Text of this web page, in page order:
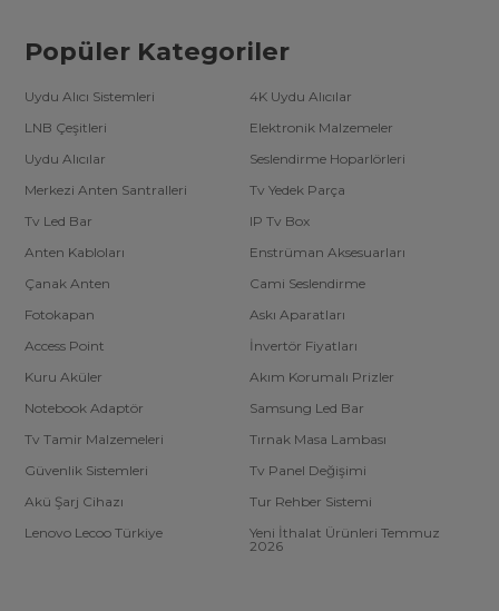
Popüler Kategoriler
Uydu Alıcı Sistemleri
4K Uydu Alıcılar
LNB Çeşitleri
Elektronik Malzemeler
Uydu Alıcılar
Seslendirme Hoparlörleri
Merkezi Anten Santralleri
Tv Yedek Parça
Tv Led Bar
IP Tv Box
Anten Kabloları
Enstrüman Aksesuarları
Çanak Anten
Cami Seslendirme
Fotokapan
Askı Aparatları
Access Point
İnvertör Fiyatları
Kuru Aküler
Akım Korumalı Prizler
Notebook Adaptör
Samsung Led Bar
Tv Tamir Malzemeleri
Tırnak Masa Lambası
Güvenlik Sistemleri
Tv Panel Değişimi
Akü Şarj Cihazı
Tur Rehber Sistemi
Lenovo Lecoo Türkiye
Yeni İthalat Ürünleri Temmuz
2026